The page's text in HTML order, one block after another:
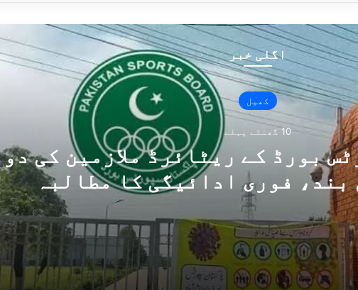
اگلی خبر
کھیل
10 گھنٹے پہلے
بورڈ کے ریٹائرڈ ملازمین کی دو
بند، فوری ادائیگی کا مطالبہ
پاکستان اسپورٹس بورڈ کے ریٹائرڈ ملازمین کی دو ماہ سے پنشن بند، فوری ادائیگی کا مطالبہ